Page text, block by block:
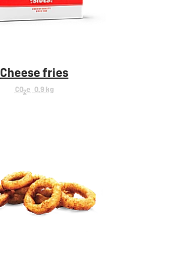
Cheese fries
CO2e 0,9 kg